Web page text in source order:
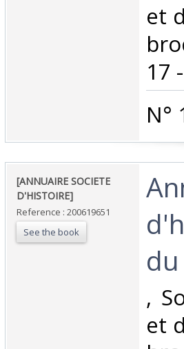
et
17
‎N°
‎[ANNUAIRE SOCIETE
D'HISTOIRE]‎
Reference : 200619651
See the book
du
‎,
et